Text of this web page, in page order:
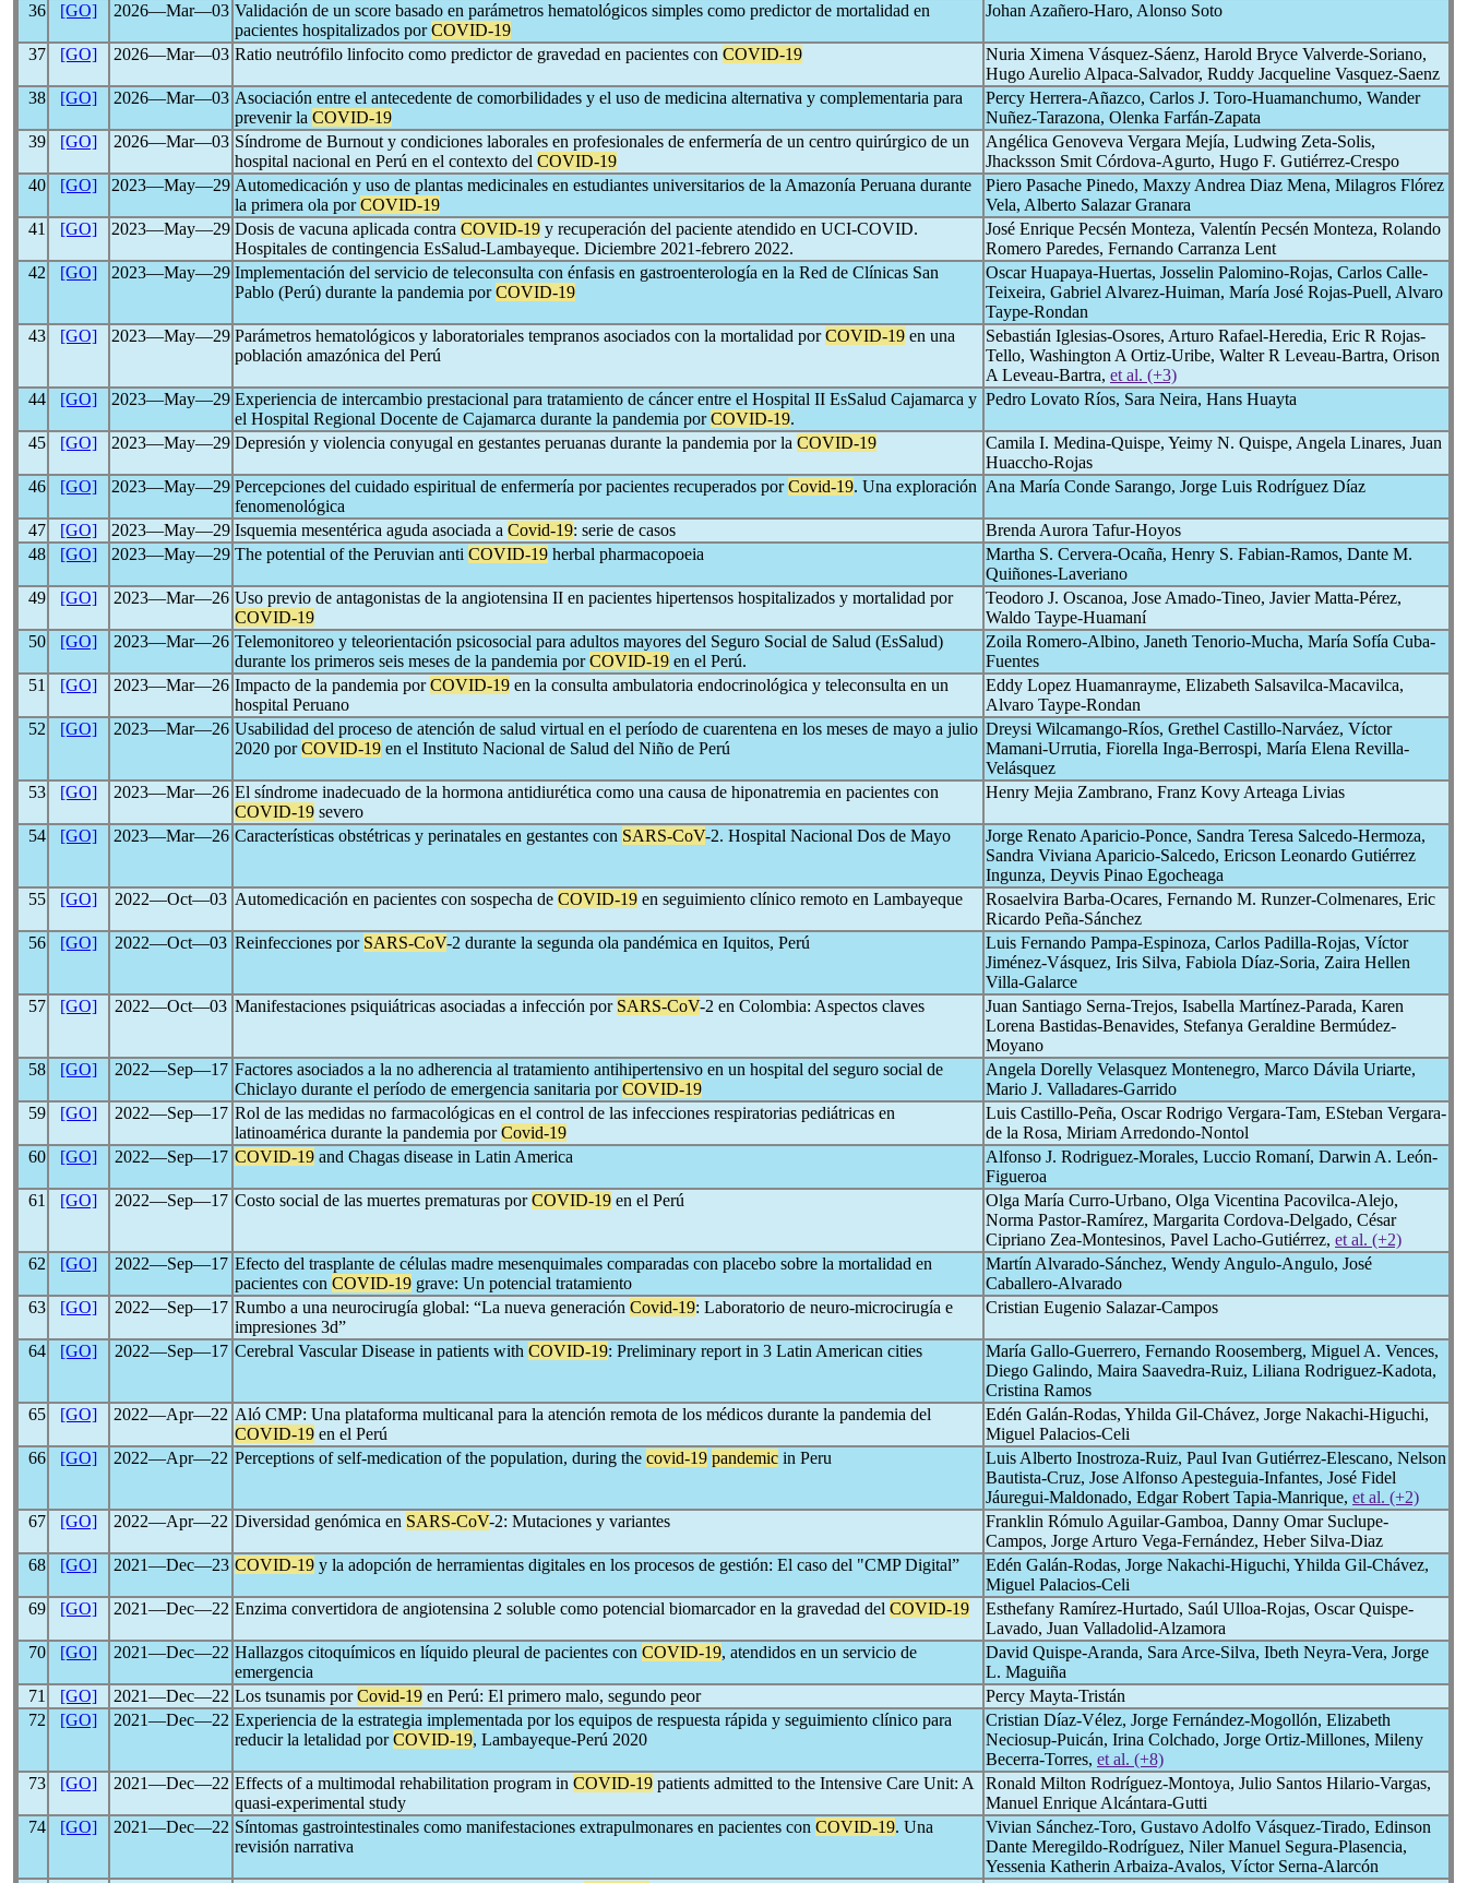
36
[GO] 2026―Mar―03 Validación de un score basado en parámetros hematológicos simples como predictor de mortalidad en
pacientes hospitalizados porCOVID-19
Johan Azañero-Haro, Alonso Soto
37 [GO] 2026―Mar―03 Ratio neutrófilo linfocito como predictor de gravedad en pacientes con COVID-19
Nuria Ximena Vásquez-Sáenz, Harold Bryce Valverde-Soriano,
Hugo Aurelio Alpaca-Salvador, Ruddy Jacqueline Vasquez-Saenz
38
[GO] 2026―Mar―03 Asociación entre el antecedente de comorbilidades y el uso de medicina alternativa y complementaria para
prevenir la COVID-19
Percy Herrera-Añazco, Carlos J. Toro-Huamanchumo, Wander
Nuñez-Tarazona, Olenka Farfán-Zapata
39
[GO] 2026―Mar―03 Síndrome de Burnout y condiciones laborales en profesionales de enfermería de un centro quirúrgico de un
hospital nacional en Perú en el contexto del COVID-19
Angélica Genoveva Vergara Mejía, Ludwing Zeta-Solis,
Jhacksson Smit Córdova-Agurto, Hugo F. Gutiérrez-Crespo
40
[GO] 2023―May―29 Automedicación y uso de plantas medicinales en estudiantes universitarios de la Amazonía Peruana durante
la primera ola porCOVID-19
Piero Pasache Pinedo, Maxzy Andrea Diaz Mena, Milagros Flórez
Vela, Alberto Salazar Granara
41
[GO] 2023―May―29 Dosis de vacuna aplicada contra COVID-19 y recuperación del paciente atendido en UCI-COVID.
Hospitales de contingencia EsSalud-Lambayeque. Diciembre 2021-febrero 2022.
José Enrique Pecsén Monteza, Valentín Pecsén Monteza, Rolando
Romero Paredes, Fernando Carranza Lent
42
[GO] 2023―May―29 Implementación del servicio de teleconsulta con énfasis en gastroenterología en la Red de Clínicas San
Pablo (Perú) durante la pandemia porCOVID-19
Oscar Huapaya-Huertas, Josselin Palomino-Rojas, Carlos Calle-
Teixeira, Gabriel Alvarez-Huiman, María José Rojas-Puell, Alvaro
Taype-Rondan
43
[GO] 2023―May―29 Parámetros hematológicos y laboratoriales tempranos asociados con la mortalidad porCOVID-19 en una
población amazónica del Perú
Sebastián Iglesias-Osores, Arturo Rafael-Heredia, Eric R Rojas-
Tello, Washington A Ortiz-Uribe, Walter R Leveau-Bartra, Orison
A Leveau-Bartra, et al. (+3)
44
[GO] 2023―May―29 Experiencia de intercambio prestacional para tratamiento de cáncer entre el Hospital II EsSalud Cajamarca y
el Hospital Regional Docente de Cajamarca durante la pandemia porCOVID-19.
Pedro Lovato Ríos, Sara Neira, Hans Huayta
45 [GO] 2023―May―29 Depresión y violencia conyugal en gestantes peruanas durante la pandemia por la COVID-19
Camila I. Medina-Quispe, Yeimy N. Quispe, Angela Linares, Juan
Huaccho-Rojas
46
[GO] 2023―May―29 Percepciones del cuidado espiritual de enfermería por pacientes recuperados porCovid-19. Una exploración
fenomenológica
Ana María Conde Sarango, Jorge Luis Rodríguez Díaz
47 [GO] 2023―May―29 Isquemia mesentérica aguda asociada a Covid-19: serie de casos
Brenda Aurora Tafur-Hoyos
48
[GO] 2023―May―29 The potential of the Peruvian anti COVID-19 herbal pharmacopoeia
Martha S. Cervera-Ocaña, Henry S. Fabian-Ramos, Dante M.
Quiñones-Laveriano
49
[GO] 2023―Mar―26 Uso previo de antagonistas de la angiotensina II en pacientes hipertensos hospitalizados y mortalidad por
COVID-19
Teodoro J. Oscanoa, Jose Amado-Tineo, Javier Matta-Pérez,
Waldo Taype-Huamaní
50
[GO] 2023―Mar―26 Telemonitoreo y teleorientación psicosocial para adultos mayores del Seguro Social de Salud (EsSalud)
durante los primeros seis meses de la pandemia porCOVID-19 en el Perú.
Zoila Romero-Albino, Janeth Tenorio-Mucha, María Sofía Cuba-
Fuentes
51
[GO] 2023―Mar―26 Impacto de la pandemia porCOVID-19 en la consulta ambulatoria endocrinológica y teleconsulta en un
hospital Peruano
Eddy Lopez Huamanrayme, Elizabeth Salsavilca-Macavilca,
Alvaro Taype-Rondan
52
[GO] 2023―Mar―26 Usabilidad del proceso de atención de salud virtual en el período de cuarentena en los meses de mayo a julio
2020 porCOVID-19 en el Instituto Nacional de Salud del Niño de Perú
Dreysi Wilcamango-Ríos, Grethel Castillo-Narváez, Víctor
Mamani-Urrutia, Fiorella Inga-Berrospi, María Elena Revilla-
Velásquez
53
[GO] 2023―Mar―26 El síndrome inadecuado de la hormona antidiurética como una causa de hiponatremia en pacientes con
COVID-19 severo
Henry Mejia Zambrano, Franz Kovy Arteaga Livias
54 [GO] 2023―Mar―26 Características obstétricas y perinatales en gestantes con SARS-CoV-2. Hospital Nacional Dos de Mayo
Jorge Renato Aparicio-Ponce, Sandra Teresa Salcedo-Hermoza,
Sandra Viviana Aparicio-Salcedo, Ericson Leonardo Gutiérrez
Ingunza, Deyvis Pinao Egocheaga
55
[GO] 2022―Oct―03 Automedicación en pacientes con sospecha de COVID-19 en seguimiento clínico remoto en Lambayeque
Rosaelvira Barba-Ocares, Fernando M. Runzer-Colmenares, Eric
Ricardo Peña-Sánchez
56
[GO] 2022―Oct―03 Reinfecciones por SARS-CoV-2 durante la segunda ola pandémica en Iquitos, Perú
Luis Fernando Pampa-Espinoza, Carlos Padilla-Rojas, Víctor
Jiménez-Vásquez, Iris Silva, Fabiola Díaz-Soria, Zaira Hellen
Villa-Galarce
57
[GO] 2022―Oct―03 Manifestaciones psiquiátricas asociadas a infección por SARS-CoV-2 en Colombia: Aspectos claves
Juan Santiago Serna-Trejos, Isabella Martínez-Parada, Karen
Lorena Bastidas-Benavides, Stefanya Geraldine Bermúdez-
Moyano
58
[GO] 2022―Sep―17 Factores asociados a la no adherencia al tratamiento antihipertensivo en un hospital del seguro social de
Chiclayo durante el período de emergencia sanitaria porCOVID-19
Angela Dorelly Velasquez Montenegro, Marco Dávila Uriarte,
Mario J. Valladares-Garrido
59
[GO] 2022―Sep―17 Rol de las medidas no farmacológicas en el control de las infecciones respiratorias pediátricas en
latinoamérica durante la pandemia porCovid-19
Luis Castillo-Peña, Oscar Rodrigo Vergara-Tam, ESteban Vergara-
de la Rosa, Miriam Arredondo-Nontol
60
[GO] 2022―Sep―17 COVID-19 and Chagas disease in Latin America
Alfonso J. Rodriguez-Morales, Luccio Romaní, Darwin A. León-
Figueroa
61
[GO] 2022―Sep―17 Costo social de las muertes prematuras porCOVID-19 en el Perú
Olga María Curro-Urbano, Olga Vicentina Pacovilca-Alejo,
Norma Pastor-Ramírez, Margarita Cordova-Delgado, César
Cipriano Zea-Montesinos, Pavel Lacho-Gutiérrez, et al. (+2)
62
[GO] 2022―Sep―17 Efecto del trasplante de células madre mesenquimales comparadas con placebo sobre la mortalidad en
pacientes con COVID-19 grave: Un potencial tratamiento
Martín Alvarado-Sánchez, Wendy Angulo-Angulo, José
Caballero-Alvarado
63
[GO] 2022―Sep―17 Rumbo a una neurocirugía global: “La nueva generación Covid-19: Laboratorio de neuro-microcirugía e
impresiones 3d”
Cristian Eugenio Salazar-Campos
64 [GO] 2022―Sep―17 Cerebral Vascular Disease in patients with COVID-19: Preliminary report in 3 Latin American cities
María Gallo-Guerrero, Fernando Roosemberg, Miguel A. Vences,
Diego Galindo, Maira Saavedra-Ruiz, Liliana Rodriguez-Kadota,
Cristina Ramos
65
[GO] 2022―Apr―22 Aló CMP: Una plataforma multicanal para la atención remota de los médicos durante la pandemia del
COVID-19 en el Perú
Edén Galán-Rodas, Yhilda Gil-Chávez, Jorge Nakachi-Higuchi,
Miguel Palacios-Celi
66
[GO] 2022―Apr―22 Perceptions of self-medication of the population, during the covid-19 pandemic in Peru
Luis Alberto Inostroza-Ruiz, Paul Ivan Gutiérrez-Elescano, Nelson
Bautista-Cruz, Jose Alfonso Apesteguia-Infantes, José Fidel
Jáuregui-Maldonado, Edgar Robert Tapia-Manrique, et al. (+2)
67
[GO] 2022―Apr―22 Diversidad genómica en SARS-CoV-2: Mutaciones y variantes
Franklin Rómulo Aguilar-Gamboa, Danny Omar Suclupe-
Campos, Jorge Arturo Vega-Fernández, Heber Silva-Diaz
68
[GO] 2021―Dec―23 COVID-19 y la adopción de herramientas digitales en los procesos de gestión: El caso del "CMP Digital”
Edén Galán-Rodas, Jorge Nakachi-Higuchi, Yhilda Gil-Chávez,
Miguel Palacios-Celi
69
[GO] 2021―Dec―22 Enzima convertidora de angiotensina 2 soluble como potencial biomarcador en la gravedad del COVID-19
Esthefany Ramírez-Hurtado, Saúl Ulloa-Rojas, Oscar Quispe-
Lavado, Juan Valladolid-Alzamora
70
[GO] 2021―Dec―22 Hallazgos citoquímicos en líquido pleural de pacientes con COVID-19, atendidos en un servicio de
emergencia
David Quispe-Aranda, Sara Arce-Silva, Ibeth Neyra-Vera, Jorge
L. Maguiña
71
[GO] 2021―Dec―22 Los tsunamis porCovid-19 en Perú: El primero malo, segundo peor
Percy Mayta-Tristán
72
[GO] 2021―Dec―22 Experiencia de la estrategia implementada por los equipos de respuesta rápida y seguimiento clínico para
reducir la letalidad porCOVID-19, Lambayeque-Perú 2020
Cristian Díaz-Vélez, Jorge Fernández-Mogollón, Elizabeth
Neciosup-Puicán, Irina Colchado, Jorge Ortiz-Millones, Mileny
Becerra-Torres, et al. (+8)
73
[GO] 2021―Dec―22 Effects of a multimodal rehabilitation program in COVID-19 patients admitted to the Intensive Care Unit: A
quasi-experimental study
Ronald Milton Rodríguez-Montoya, Julio Santos Hilario-Vargas,
Manuel Enrique Alcántara-Gutti
74
[GO] 2021―Dec―22 Síntomas gastrointestinales como manifestaciones extrapulmonares en pacientes con COVID-19. Una
revisión narrativa
Vivian Sánchez-Toro, Gustavo Adolfo Vásquez-Tirado, Edinson
Dante Meregildo-Rodríguez, Niler Manuel Segura-Plasencia,
Yessenia Katherin Arbaiza-Avalos, Víctor Serna-Alarcón